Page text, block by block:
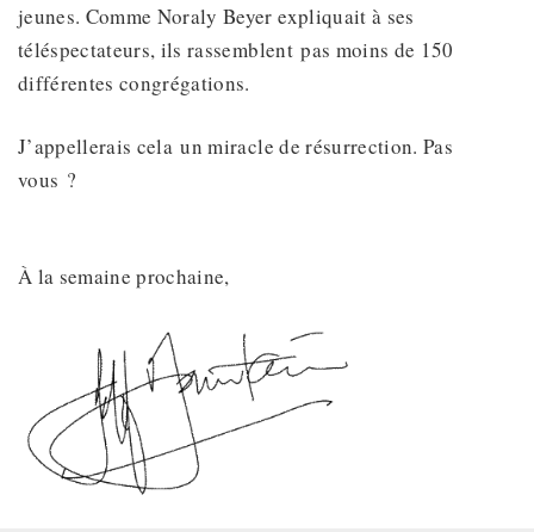
jeunes. Comme Noraly Beyer expliquait à ses
téléspectateurs, ils rassemblent pas moins de 150
différentes congrégations.
J’appellerais cela un miracle de résurrection. Pas
vous ?
À la semaine prochaine,